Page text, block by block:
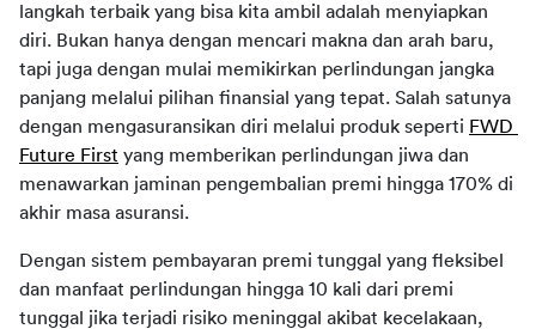
langkah terbaik yang bisa kita ambil adalah menyiapkan
diri. Bukan hanya dengan mencari makna dan arah baru,
tapi juga dengan mulai memikirkan perlindungan jangka
panjang melalui pilihan finansial yang tepat. Salah satunya
dengan mengasuransikan diri melalui produk seperti FWD
Future First yang memberikan perlindungan jiwa dan
menawarkan jaminan pengembalian premi hingga 170% di
akhir masa asuransi.
Dengan sistem pembayaran premi tunggal yang fleksibel
dan manfaat perlindungan hingga 10 kali dari premi
tunggal jika terjadi risiko meninggal akibat kecelakaan,